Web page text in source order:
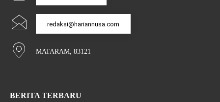
redaksi@hariannusa.com
MATARAM, 83121
BERITA TERBARU